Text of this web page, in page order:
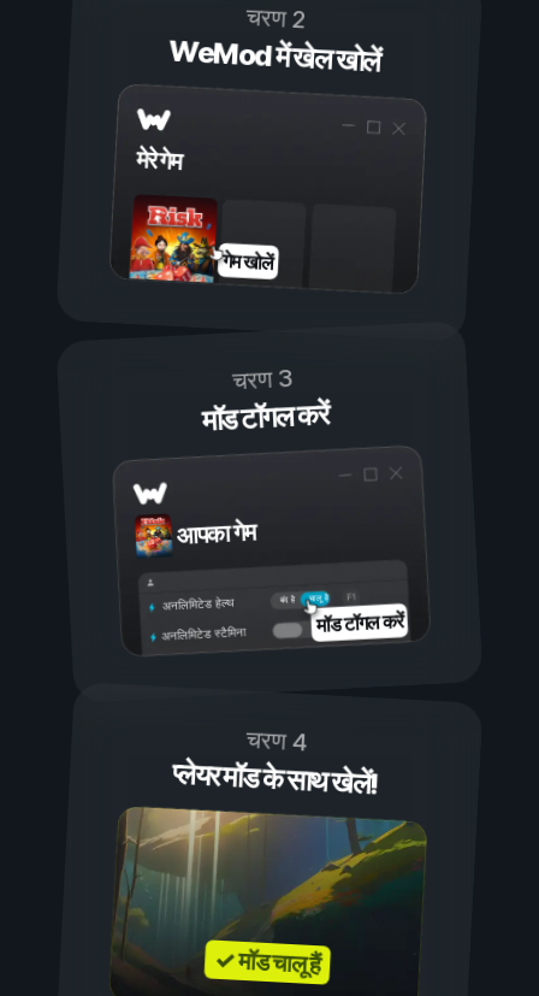
चरण 2
WeMod में खेल खोलें
मेरे गेम
गेम खोलें
चरण 3
मॉड टॉगल करें
आपका गेम
चालू है
बंद है
अनलिमिटेड हेल्थ
अनलिमिटेड स्टैमिना मॉड टॉगल करें
चरण 4
प्लेयर मॉड के साथ खेलें!
✓ मॉड चालू हैं